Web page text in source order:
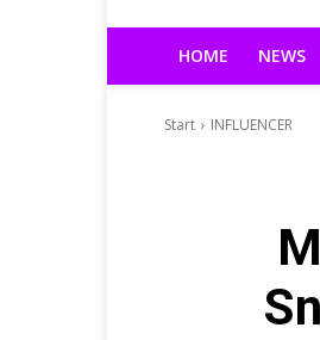
HOME NEWS
Start INFLUENCER